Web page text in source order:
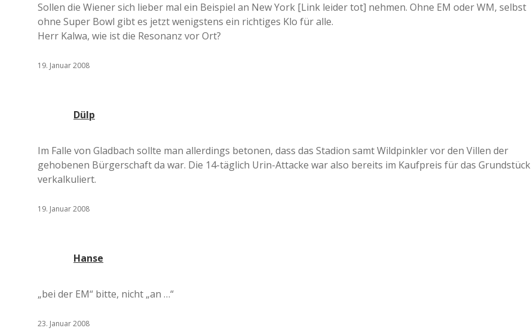
Sollen die Wiener sich lieber mal ein Beispiel an New York [Link leider tot] nehmen. Ohne EM oder WM, selbst
ohne Super Bowl gibt es jetzt wenigstens ein richtiges Klo für alle.
Herr Kalwa, wie ist die Resonanz vor Ort?
19. Januar 2008
Dülp
Im Falle von Gladbach sollte man allerdings betonen, dass das Stadion samt Wildpinkler vor den Villen der
gehobenen Bürgerschaft da war. Die 14-täglich Urin-Attacke war also bereits im Kaufpreis für das Grundstück
verkalkuliert.
19. Januar 2008
Hanse
„bei der EM“ bitte, nicht „an …“
23. Januar 2008